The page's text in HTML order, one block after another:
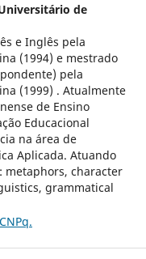
de
e Inglês pela
(1994) e mestrado
pela
(1999) . Atualmente
de Ensino
Educacional
na área de
Aplicada. Atuando
metaphors, character
grammatical